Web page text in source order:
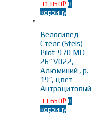
31,850Р В
корзину
Велосипед
Стелс (Stels)
Pilot-970 MD
26″ V022,
Алюминий , р.
19″, цвет
Антрацитовый
33,650Р В
корзину